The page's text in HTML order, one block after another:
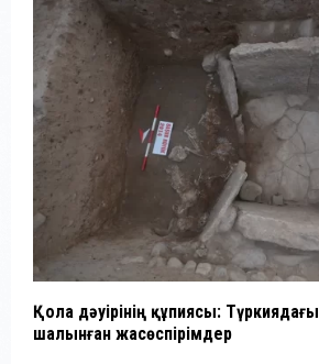
Қола дәуірінің құпиясы:
шалынған жасөспірімдер